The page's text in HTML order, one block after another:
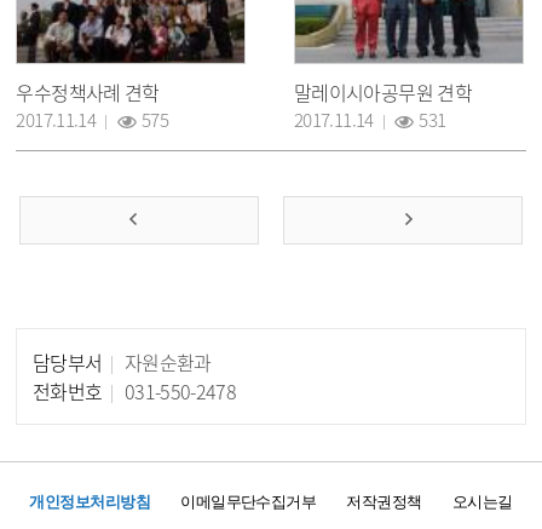
우수정책사례 견학
2017.11.14 575
말레이시아공무원 견학
2017.11.14 531
담당부서
자원순환과
전화번호
031-550-2478
개인정보처리방침 이메일무단수집거부 저작권정책 오시는길